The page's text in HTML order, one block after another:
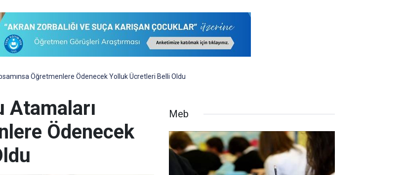
Öğretmenlere Ödenecek Yolluk Ücretleri Belli Oldu
Atamaları
Ödenecek
Meb